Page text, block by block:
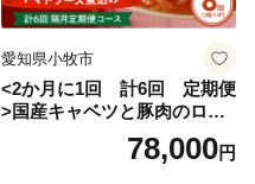
愛知県小牧市
<2か月に1回 計6回 定期便
>国産キャベツと豚肉のロー
ルキャベツ（4P入り）
78,000円